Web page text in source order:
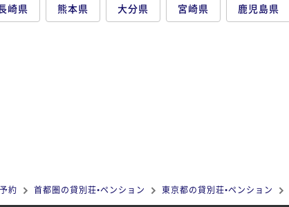
崎県 熊本県 大分県 宮崎県 鹿児島県
約 首都圏の貸別荘•ペンション 東京都の貸別荘•ペンション